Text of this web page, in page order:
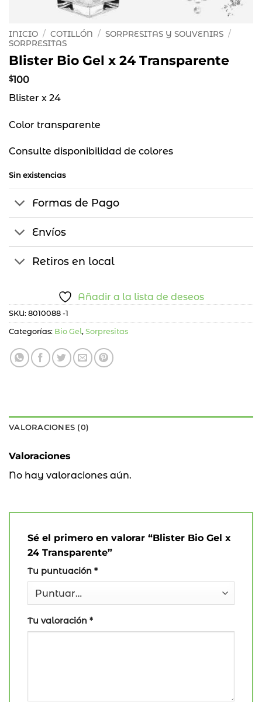
INICIO / COTILLÓN / SORPRESITAS Y SOUVENIRS /
SORPRESITAS
Blister Bio Gel x 24 Transparente
$100
Blister x 24
Color transparente
Consulte disponibilidad de colores
Sin existencias
Formas de Pago
Envíos
Retiros en local
Añadir a la lista de deseos
SKU: 8010088 -1
Categorías: Bio Gel, Sorpresitas
VALORACIONES (0)
Valoraciones
No hay valoraciones aún.
Sé el primero en valorar “Blister Bio Gel x
24 Transparente”
Tu puntuación *
Tu valoración *